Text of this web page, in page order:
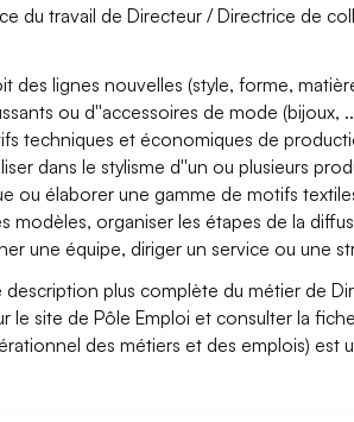
du travail de Directeur / Directrice de
des lignes nouvelles (style, forme,
ou d''accessoires de mode
techniques et économiques de
dans le stylisme d''un ou plusieurs
ou élaborer une gamme de motifs
modèles, organiser les étapes de la
une équipe, diriger un service ou une
description plus complète du métier de
le site de Pôle Emploi et consulter la
des métiers et des emplois)